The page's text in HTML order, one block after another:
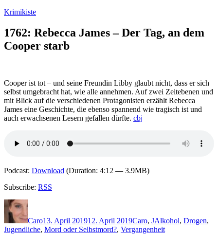
Zum
springen
Krimikiste
1762: Rebecca James – Der Tag, an dem
Cooper starb
Cooper ist tot – und seine Freundin Libby glaubt nicht, dass er sich
selbst umgebracht hat, wie alle annehmen. Auf zwei Zeitebenen und
mit Blick auf die verschiedenen Protagonisten erzählt Rebecca
James eine Geschichte, die ebenso spannend wie tragisch ist und
auch erwachsenen Lesern gefallen dürfte. cbj
Podcast: Download (Duration: 4:12 — 3.9MB)
Subscribe: RSS
Autor
Caro13. April 201912. April 2019Caro, JAlkohol, Drogen,
Jugendliche, Mord oder Selbstmord?, Vergangenheit